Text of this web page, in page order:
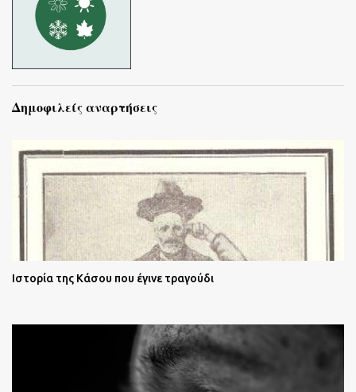
Δημοφιλείς αναρτήσεις
Ιστορία της Κάσου που έγινε τραγούδι